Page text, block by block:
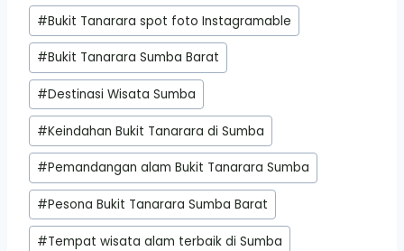
#Bukit Tanarara spot foto Instagramable
#Bukit Tanarara Sumba Barat
#Destinasi Wisata Sumba
#Keindahan Bukit Tanarara di Sumba
#Pemandangan alam Bukit Tanarara Sumba
#Pesona Bukit Tanarara Sumba Barat
#Tempat wisata alam terbaik di Sumba